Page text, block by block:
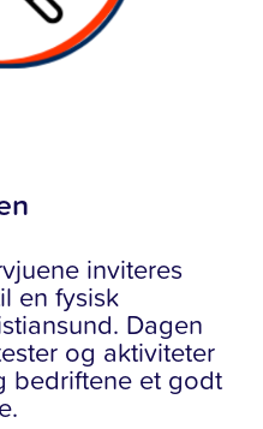
inviteres
en fysisk
Dagen
og aktiviteter
bedriftene et godt